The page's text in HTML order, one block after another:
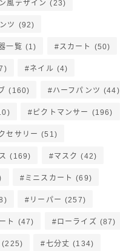
風デザイン (23)
ツ (92)
一覧 (1) スカート (50)
ネイル (4)
(160) ハーフパンツ (44)
ピクトマンサー (196)
セサリー (51)
(169) マスク (42)
ミニスカート (69)
リーパー (257)
ト (47) ローライズ (87)
(225) 七分丈 (134)